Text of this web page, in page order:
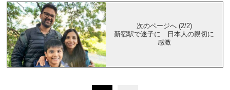
次のページへ (2/2)
新宿駅で迷子に 日本人の親切に
感激